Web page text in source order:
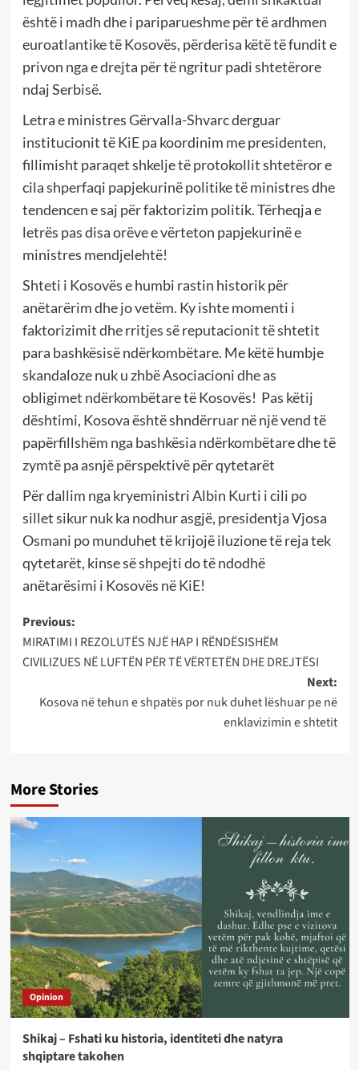
është i madh dhe i pariparueshme për të ardhmen
euroatlantike të Kosovës, përderisa këtë të fundit e
privon nga e drejta për të ngritur padi shtetërore
ndaj Serbisë.
Letra e ministres Gërvalla-Shvarc derguar
institucionit të KiE pa koordinim me presidenten,
fillimisht paraqet shkelje të protokollit shtetëror e
cila shperfaqi papjekurinë politike të ministres dhe
tendencen e saj për faktorizim politik. Tërheqja e
letrës pas disa orëve e vërteton papjekurinë e
ministres mendjelehtë!
Shteti i Kosovës e humbi rastin historik për
anëtarërim dhe jo vetëm. Ky ishte momenti i
faktorizimit dhe rritjes së reputacionit të shtetit
para bashkësisë ndërkombëtare. Me këtë humbje
skandaloze nuk u zhbë Asociacioni dhe as
obligimet ndërkombëtare të Kosovës! Pas këtij
dështimi, Kosova është shndërruar në një vend të
papërfillshëm nga bashkësia ndërkombëtare dhe të
zymtë pa asnjë përspektivë për qytetarët
Për dallim nga kryeministri Albin Kurti i cili po
sillet sikur nuk ka nodhur asgjë, presidentja Vjosa
Osmani po munduhet të krijojë iluzione të reja tek
qytetarët, kinse së shpejti do të ndodhë
anëtarësimi i Kosovës në KiE!
Post
navigation
Previous:
MIRATIMI I REZOLUTËS NJË HAP I RËNDËSISHËM
CIVILIZUES NË LUFTËN PËR TË VËRTETËN DHE DREJTËSI
Next:
Kosova në tehun e shpatës por nuk duhet lëshuar pe në
enklavizimin e shtetit
More Stories
Opinion
Shikaj – Fshati ku historia, identiteti dhe natyra
shqiptare takohen